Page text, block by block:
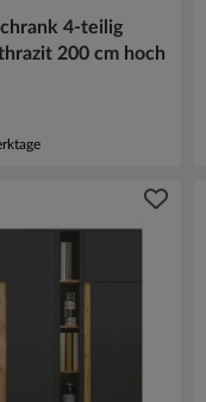
4-teilig
200 cm hoch